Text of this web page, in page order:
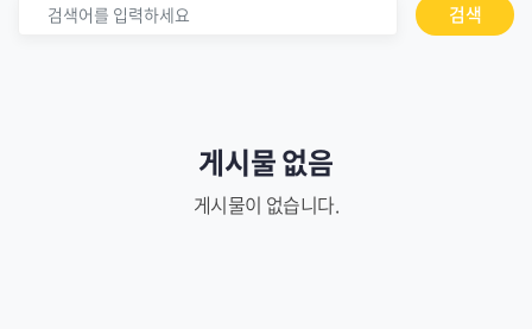
검색
게시물 없음
게시물이 없습니다.